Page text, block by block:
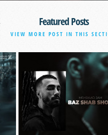
Featured Posts
VIEW MORE POST IN THIS